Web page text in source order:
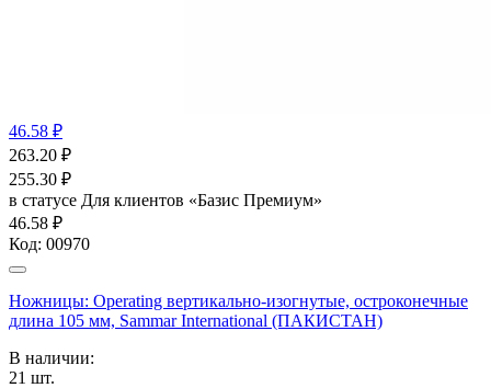
46.58 ₽
263.20 ₽
255.30 ₽
в статусе Для клиентов «Базис Премиум»
46.58 ₽
Код: 00970
Ножницы: Operating вертикально-изогнутые, остроконечные
длина 105 мм, Sammar International (ПАКИСТАН)
В наличии:
21 шт.